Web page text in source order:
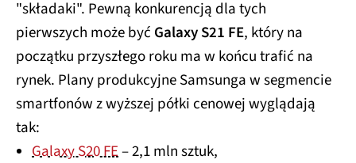
"składaki". Pewną konkurencją dla tych
pierwszych może być Galaxy S21 FE, który na
początku przyszłego roku ma w końcu trafić na
rynek. Plany produkcyjne Samsunga w segmencie
smartfonów z wyższej półki cenowej wyglądają
tak:
Galaxy S20 FE– 2,1 mln sztuk,